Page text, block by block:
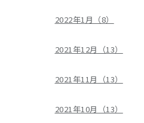
2022年1月（8）
2021年12月（13）
2021年11月（13）
2021年10月（13）